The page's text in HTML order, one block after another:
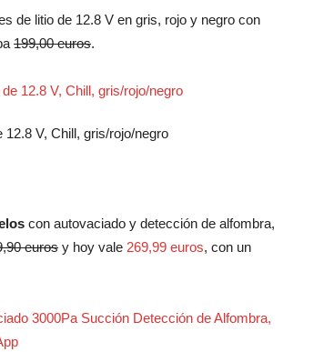
de litio de 12.8 V en gris, rojo y negro con
199,00 euros.
V, Chill, gris/rojo/negro
con autovaciado y detección de alfombra,
euros y hoy vale 269,99 euros, con un